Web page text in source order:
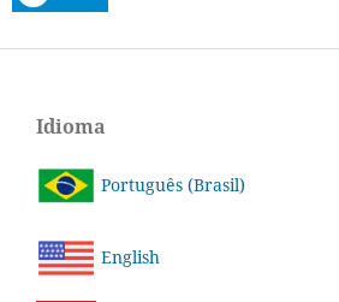
Idioma
Português (Brasil)
English